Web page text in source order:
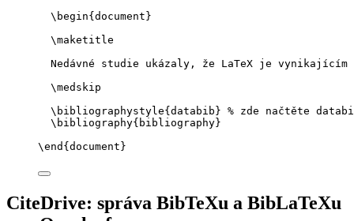
\begin{ document }
\maketitle
Nedávné studie ukázaly, že LaTeX je vynikajícím
\medskip
\bibliographystyle{databib} % zde načtěte
\bibliography{bibliography}
\end { document }
CiteDrive: správa BibTeXu a BibLaTeXu